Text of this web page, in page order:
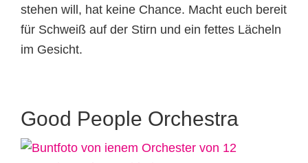
stehen will, hat keine Chance. Macht euch bereit
für Schweiß auf der Stirn und ein fettes Lächeln
im Gesicht.
Good People Orchestra